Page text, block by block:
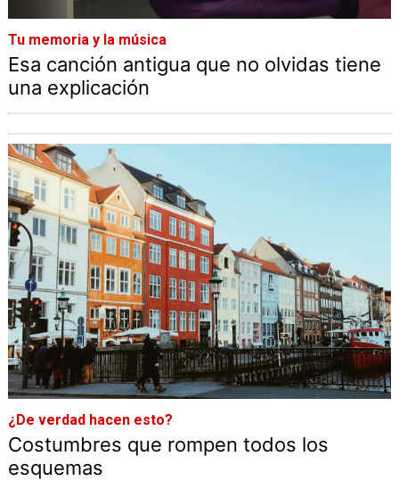
Tu memoria y la música
Esa canción antigua que no olvidas tiene
una explicación
¿De verdad hacen esto?
Costumbres que rompen todos los
esquemas